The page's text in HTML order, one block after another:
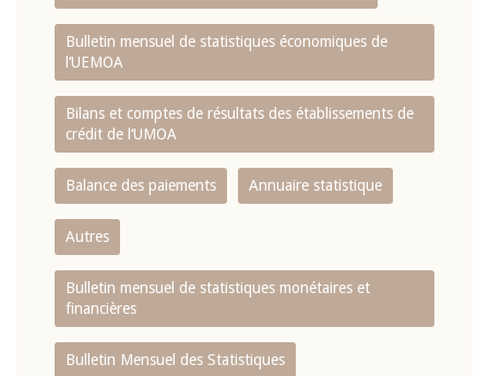
Bulletin mensuel de statistiques économiques de
l‘UEMOA
Bilans et comptes de résultats des établissements de
crédit de l‘UMOA
Balance des paiements Annuaire statistique
Autres
Bulletin mensuel de statistiques monétaires et
financières
Bulletin Mensuel des Statistiques